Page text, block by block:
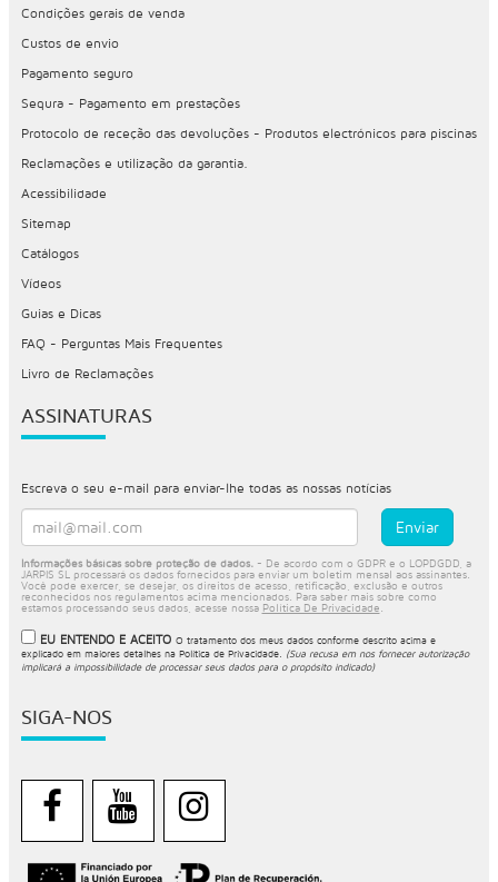
Condições gerais de venda
Custos de envio
Pagamento seguro
Sequra - Pagamento em prestações
Protocolo de receção das devoluções - Produtos electrónicos para piscinas
Reclamações e utilização da garantia.
Acessibilidade
Sitemap
Catálogos
Vídeos
Guias e Dicas
FAQ - Perguntas Mais Frequentes
Livro de Reclamações
ASSINATURAS
Escreva o seu e-mail para enviar-lhe todas as nossas notícias
Informações básicas sobre proteção de dados. - De acordo com o GDPR e o LOPDGDD, a
JARPIS SL processará os dados fornecidos para enviar um boletim mensal aos assinantes.
Você pode exercer, se desejar, os direitos de acesso, retificação, exclusão e outros
reconhecidos nos regulamentos acima mencionados. Para saber mais sobre como
estamos processando seus dados, acesse nossa Política De Privacidade
EU ENTENDO E ACEITO O tratamento dos meus dados conforme descrito acima e
explicado em maiores detalhes na Política de Privacidade.
(Sua recusa em nos fornecer autorização
implicará a impossibilidade de processar seus dados para o propósito indicado)
SIGA-NOS